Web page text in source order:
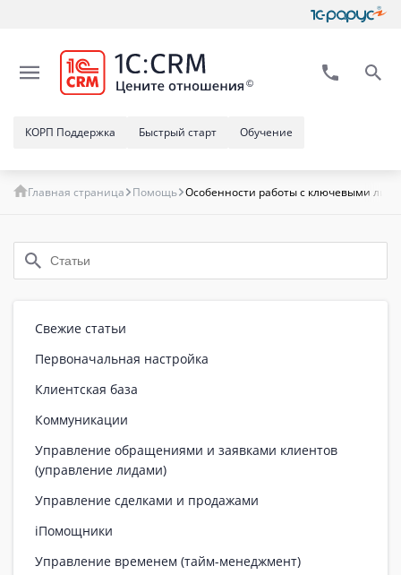
Обучение
Быстрый старт
КОРП Поддержка
Главная страница Помощь Особенности работы с ключевыми
Свежие статьи
Первоначальная настройка
Клиентская база
Коммуникации
Управление обращениями и заявками клиентов
(управление лидами)
Управление сделками и продажами
iПомощники
Управление временем (тайм-менеджмент)